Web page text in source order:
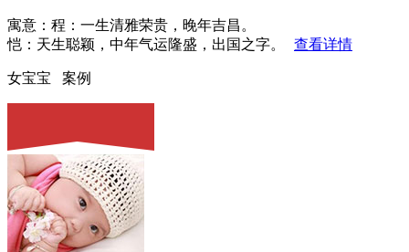
寓意：程：一生清雅荣贵，晚年吉昌。
恺：天生聪颖，中年气运隆盛，出国之字。
查看详情
女宝宝 案例